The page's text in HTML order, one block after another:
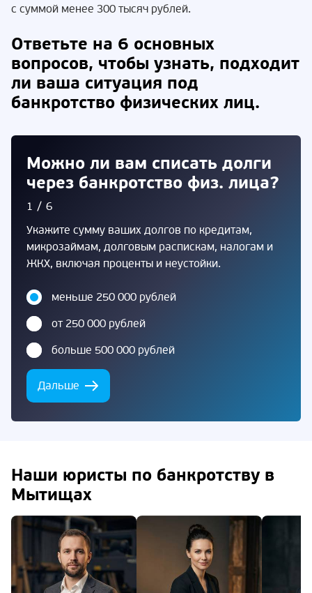
с суммой менее 300 тысяч рублей.
Ответьте на 6 основных
вопросов, чтобы узнать, подходит
ли ваша ситуация под
банкротство физических лиц.
Можно ли вам списать долги
через банкротство физ. лица?
1/6
Укажите сумму ваших долгов по кредитам,
микрозаймам, долговым распискам, налогам и
ЖКХ, включая проценты и неустойки.
меньше 250 000 рублей
от 250 000 рублей
больше 500 000 рублей
Дальше
Наши юристы по банкротству в
Мытищах